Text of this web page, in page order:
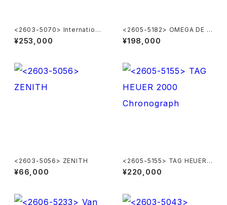
<2603-5070> Internationa
l Watch Co. R807A
¥253,000
<2605-5182> OMEGA DE V
ILLE
¥198,000
<2603-5056> ZENITH
¥66,000
<2605-5155> TAG HEUER 2
000 Chronograph
¥220,000